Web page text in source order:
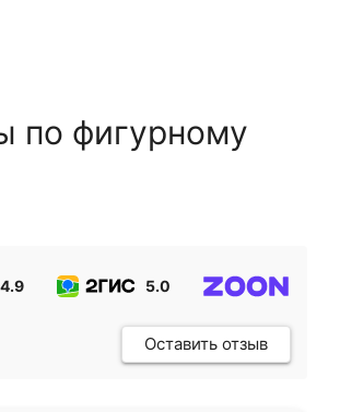
по фигурному
4.9 5.0
Оставить отзыв